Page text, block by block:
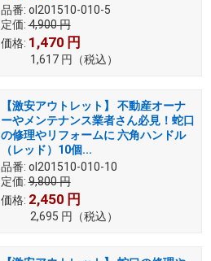
品番: ol201510-010-5
定価: 4,900円
価格: 1,470 円
1,617 円 （税込）
【激安アウトレット】 不動産オーナ
ーやメンテナンス業者さん必見！蛇口
の修理やリフォームに 六角ハンドル
（レッド）10個...
品番: ol201510-010-10
定価: 9,800円
価格: 2,450 円
2,695 円 （税込）